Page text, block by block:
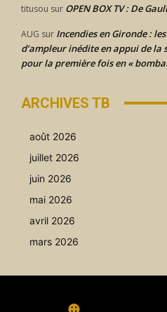
titusou sur OPEN BOX TV : De
AUG sur Incendies en Gironde :
d’ampleur inédite en appui de la
pour la première fois en «
ARCHIVES TB
août 2026
juillet 2026
juin 2026
mai 2026
avril 2026
mars 2026